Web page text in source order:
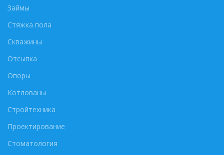
Займы
Стяжка пола
Скважины
Отсыпка
Опоры
Котлованы
Стройтехника
Проектирование
Стоматология